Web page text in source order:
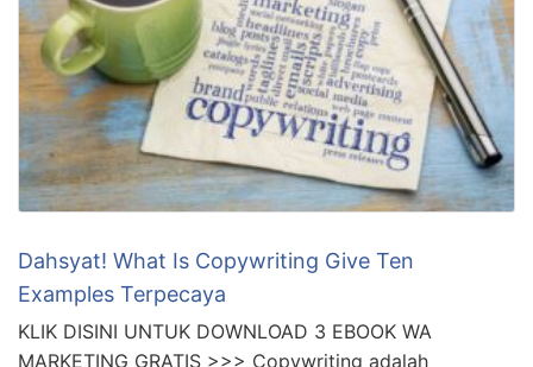
Dahsyat! What Is Copywriting Give Ten
Examples Terpecaya
KLIK DISINI UNTUK DOWNLOAD 3 EBOOK WA
MARKETING GRATIS >>> Copywriting adalah